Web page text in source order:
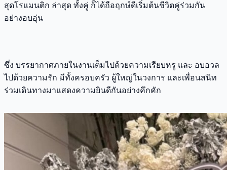
สุดโรแมนติก ล่าสุด ทั้งคู่ ก็ได้ถือฤกษ์ดีเริ่มต้นชีวิตคู่ร่วมกัน
อย่างอบอุ่น
ซึ่ง บรรยากาศภายในงานเต็มไปด้วยความเรียบหรู และ อบอวล
ไปด้วยความรัก มีทั้งครอบครัว ผู้ใหญ่ในวงการ และเพื่อนสนิท
ร่วมเดินทางมาแสดงความยินดีกันอย่างคึกคัก